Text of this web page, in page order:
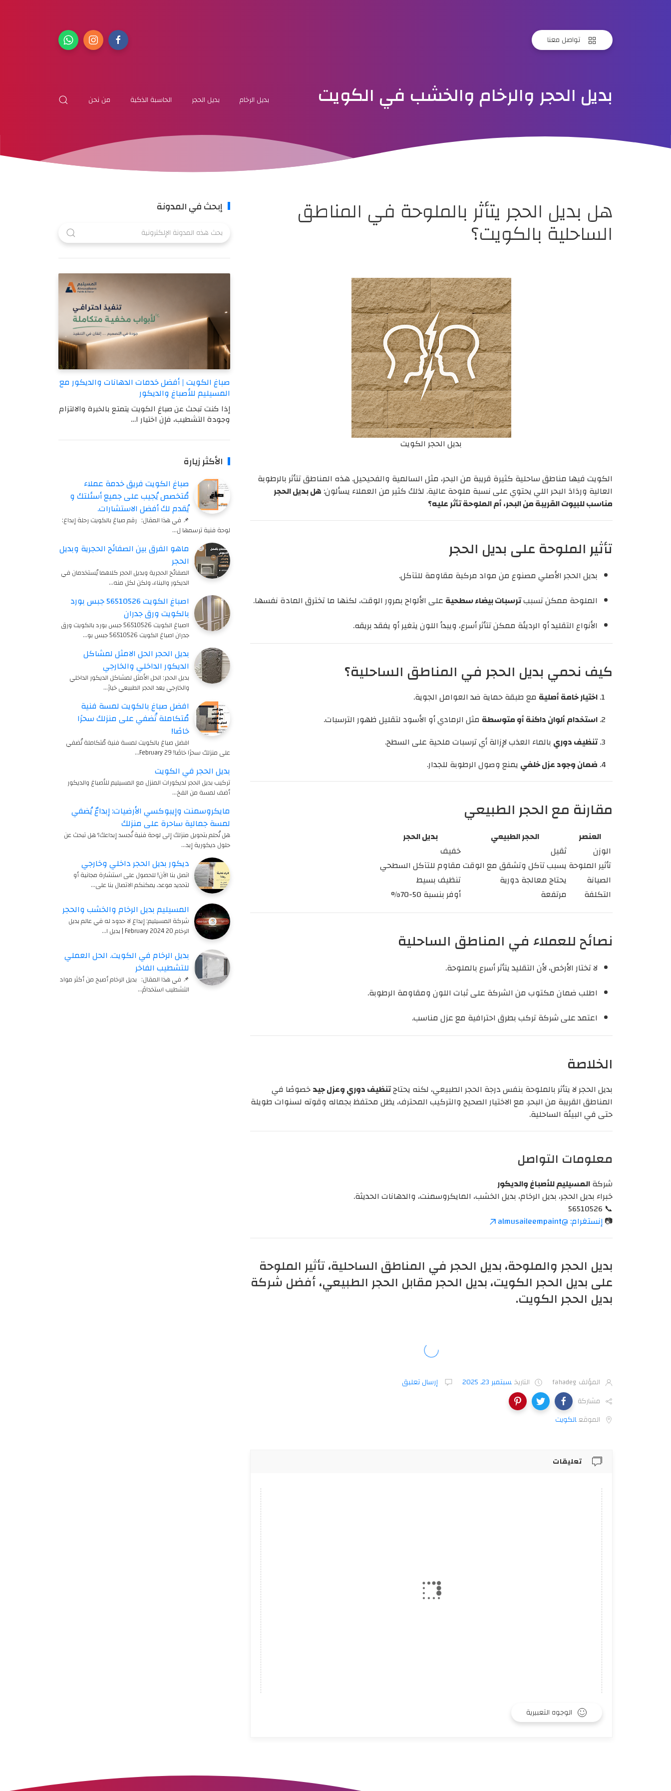
تواصل معنا
بديل الحجر والرخام والخشب في الكويت بديل الرخام بديل الحجر الحاسبة الذكية من نحن
هل بديل الحجر يتأثر بالملوحة في المناطق
الساحلية بالكويت؟
بديل الحجر الكويت
الكويت فيها مناطق ساحلية كثيرة قريبة من البحر، مثل السالمية والفحيحيل. هذه المناطق تتأثر بالرطوبة
العالية ورذاذ البحر اللي يحتوي على نسبة ملوحة عالية. لذلك كثير من العملاء يسألون: هل بديل الحجر
مناسب للبيوت القريبة من البحر، أم الملوحة تأثر عليه؟
تأثير الملوحة على بديل الحجر
بديل الحجر الأصلي مصنوع من مواد مركبة مقاومة للتآكل.
الملوحة ممكن تسببترسبات بيضاء سطحية على الألواح بمرور الوقت، لكنها ما تخترق المادة نفسها.
الأنواع التقليد أو الرديئة ممكن تتأثر أسرع، ويبدأ اللون يتغير أو يفقد بريقه.
كيف نحمي بديل الحجر في المناطق الساحلية؟
اختيار خامة أصلية مع طبقة حماية ضد العوامل الجوية.
استخدام ألوان داكنة أو متوسطة مثل الرمادي أو الأسود لتقليل ظهور الترسبات.
تنظيف دوري بالماء العذب لإزالة أي ترسبات ملحية على السطح.
ضمان وجود عزل خلفي يمنع وصول الرطوبة للجدار.
مقارنة مع الحجر الطبيعي
العنصر الحجر الطبيعي
بديل الحجر
الوزن
ثقيل
خفيف
تأثير الملوحة يسبب تآكل وتشقق مع الوقت مقاوم للتآكل السطحي
الصيانة
يحتاج معالجة دورية
تنظيف بسيط
التكلفة
مرتفعة أوفر بنسبة 50-70%
نصائح للعملاء في المناطق الساحلية
لا تختار الأرخص، لأن التقليد يتأثر أسرع بالملوحة.
اطلب ضمان مكتوب من الشركة على ثبات اللون ومقاومة الرطوبة.
اعتمد على شركة تركب بطرق احترافية مع عزل مناسب.
الخلاصة
بديل الحجر لا يتأثر بالملوحة بنفس درجة الحجر الطبيعي، لكنه يحتاجتنظيف دوري وعزل جيدخصوصًا في
المناطق القريبة من البحر. مع الاختيار الصحيح والتركيب المحترف، يظل محتفظ بجماله وقوته لسنوات طويلة
حتى في البيئة الساحلية.
معلومات التواصل
شركةالمسيليم للأصباغ والديكور
خبراء بديل الحجر، بديل الرخام، بديل الخشب، المايكروسمنت، والدهانات الحديثة.
📞 56510526
📷إنستغرام: @almusaileempaint
بديل الحجر والملوحة، بديل الحجر في المناطق الساحلية، تأثير الملوحة
على بديل الحجر الكويت، بديل الحجر مقابل الحجر الطبيعي، أفضل شركة
بديل الحجر الكويت.
المؤلف fahadeg التاريخسبتمبر 23, 2025
إرسال تعليق
مشاركة
الموقعالكويت‎
تعليقات
الوجوه التعبيرية
إبحث في المدونة
صباغ الكويت | أفضل خدمات الدهانات والديكور مع
المسيليم للأصباغ والديكور
إذا كنت تبحث عن صباغ الكويت يتمتع بالخبرة والالتزام
وجودة التشطيب، فإن اختيار ا…
الأكثر زيارة
صباغ الكويت فريق خدمة عملاء
مُتخصص يُجيب على جميع أسئلتك و
يُقدم لك أفضل الاستشارات.
📌 في هذا المقال: رقم صباغ بالكويت رحلة إبداع:
لوحة فنية ترسمها ل…
ماهو الفرق بين الصفائح الحجرية وبديل
الحجر
الصفائح الحجرية وبديل الحجر كلاهما يُستخدمان في
الديكور والبناء، ولكن لكل منه…
اصباغ الكويت 56510526 جبس بورد
بالكويت ورق جدران
ااصباغ الكويت 56510526 جبس بورد بالكويت ورق
جدران اصباغ الكويت 56510526 جبس بو…
بديل الحجر الحل الامثل لمشاكل
الديكور الداخلي والخارجي
بديل الحجر: الحل الأمثل لمشاكل الديكور الداخلي
والخارجي يعد الحجر الطبيعي خيارً…
افضل صباغ بالكويت لمسة فنية
مُتكاملة تُضفي على منزلك سحرًا
خاصًا!
افضل صباغ بالكويت لمسة فنية مُتكاملة تُضفي
على منزلك سحرًا خاصًا! 29 February…
بديل الحجر في الكويت
تركيب بديل الحجر لديكورات المنزل مع المسيليم للأصباغ والديكور
أضف لمسة من الفخ…
مايكروسمنت وإيبوكسي الأرضيات: إبداعٌ يُضفي
لمسة جمالية ساحرة على منزلك
هل تُحلم بتحويل منزلك إلى لوحة فنية تُجسد إبداعك؟ هل تبحث عن
حلول ديكورية إبد…
ديكور بديل الحجر داخلي وخارجي
اتصل بنا الآن! للحصول على استشارة مجانية أو
لتحديد موعد، يمكنكم الاتصال بنا على…
المسيليم بديل الرخام والخشب والحجر
شركة المسيليم: إبداع لا حدود له في عالم بديل
الرخام 20 February 2024 | بديل ا…
بديل الرخام في الكويت. الحل العملي
للتشطيب الفاخر
📌 في هذا المقال: بديل الرخام أصبح من أكثر مواد
التشطيب استخدامً…